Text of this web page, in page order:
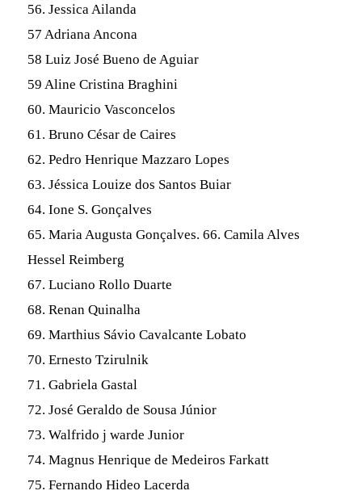
56. Jessica Ailanda
57 Adriana Ancona
58 Luiz José Bueno de Aguiar
59 Aline Cristina Braghini
60. Mauricio Vasconcelos
61. Bruno César de Caires
62. Pedro Henrique Mazzaro Lopes
63. Jéssica Louize dos Santos Buiar
64. Ione S. Gonçalves
65. Maria Augusta Gonçalves. 66. Camila Alves
Hessel Reimberg
67. Luciano Rollo Duarte
68. Renan Quinalha
69. Marthius Sávio Cavalcante Lobato
70. Ernesto Tzirulnik
71. Gabriela Gastal
72. José Geraldo de Sousa Júnior
73. Walfrido j warde Junior
74. Magnus Henrique de Medeiros Farkatt
75. Fernando Hideo Lacerda